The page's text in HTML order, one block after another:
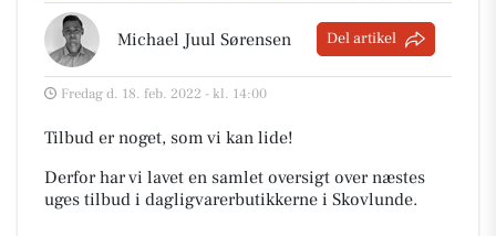
Michael Juul Sørensen Del artikel
Fredag d. 18. feb. 2022 - kl. 14:00
Tilbud er noget, som vi kan lide!
Derfor har vi lavet en samlet oversigt over næstes
uges tilbud i dagligvarerbutikkerne i Skovlunde.